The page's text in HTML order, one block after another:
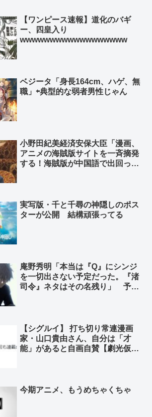
【ワンピース速報】道化のバギ
ー、四皇入り
wwwwwwwwwwwwwwwwww
ベジータ「身長164cm、ハゲ、無
職」⇦典型的な弱者男性じゃん
小野田紀美経済安保大臣「漫画、
アニメの海賊版サイトを一斉摘発
する！海賊版が中国語で出回って
実写版・千と千尋の神隠しのポス
ターが公開 結構頑張ってる
庵野秀明「本当は『Q』にシンジ
を一切出さない予定だった。『渚
司令』ネタはその名残り」 予定
【シグルイ】 打ち切り常連漫画
家・山口貴由さん、自分は「才
能」があると自画自賛【劇光仮
今期アニメ、もうめちゃくちゃ